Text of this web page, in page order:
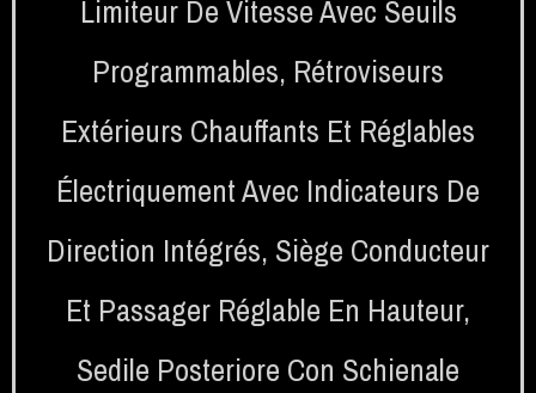
Limiteur De Vitesse Avec Seuils
Programmables, Rétroviseurs
Extérieurs Chauffants Et Réglables
Électriquement Avec Indicateurs De
Direction Intégrés, Siège Conducteur
Et Passager Réglable En Hauteur,
Sedile Posteriore Con Schienale